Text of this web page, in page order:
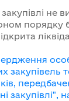
не
порядку
закупівель
закупівлі",